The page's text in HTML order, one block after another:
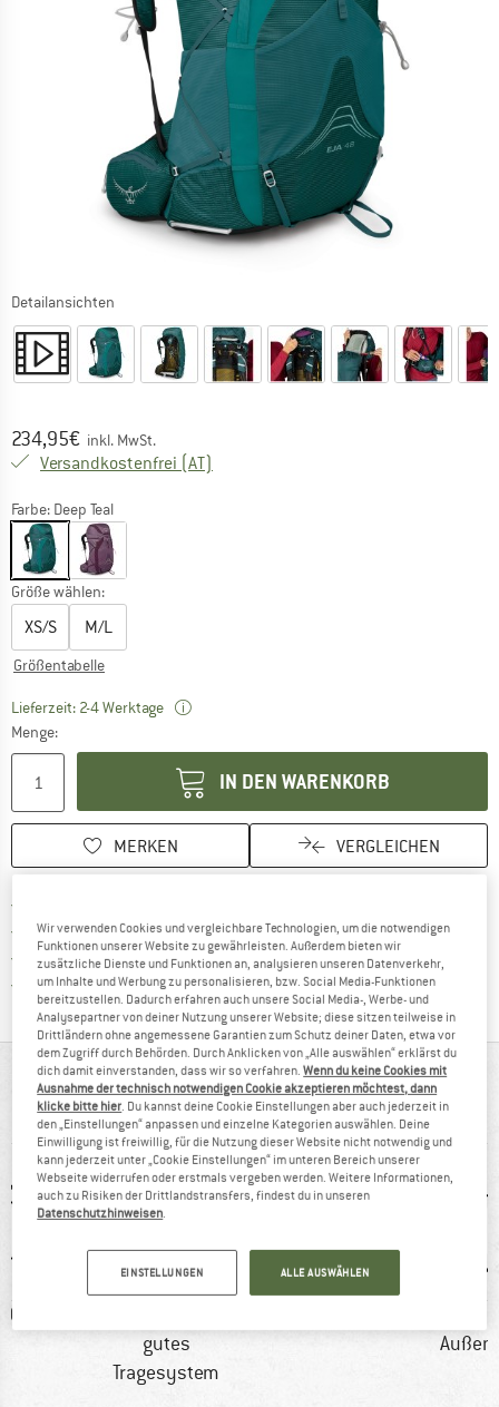
Detailansichten
Preis:
234,95€ inkl. MwSt.
Versandkostenfrei (AT)
Farbe: Deep Teal
Größe wählen:
XS/S M/L
Größentabelle
Lieferzeit: 2-4 Werktage
Menge:
IN DEN WARENKORB
MERKEN VERGLEICHEN
100 Tage RückgaberechtGehe hier zu den Rückgabe-
Kauf auf RechnungFinde die Zahlungs-Infos hier! Öffnet
Trusted Shops KäuferschutzFinde alle Infos hier!
AUF EINEN BLICK
Kompakter Damen-Trekkingrucksack zum Wandern
g
gutes
Tragesystem
Wir verwenden Cookies und vergleichbare Technologien, um die notwendigen
Funktionen unserer Website zu gewährleisten. Außerdem bieten wir
zusätzliche Dienste und Funktionen an, analysieren unseren Datenverkehr,
um Inhalte und Werbung zu personalisieren, bzw. Social Media-Funktionen
bereitzustellen. Dadurch erfahren auch unsere Social Media-, Werbe- und
Analysepartner von deiner Nutzung unserer Website; diese sitzen teilweise in
Drittländern ohne angemessene Garantien zum Schutz deiner Daten, etwa vor
dem Zugriff durch Behörden. Durch Anklicken von „Alle auswählen“ erklärst du
dich damit einverstanden, dass wir so verfahren.Wenn du keine Cookies mit
Ausnahme der technisch notwendigen Cookie akzeptieren möchtest, dann
klicke bitte hier . Du kannst deine Cookie Einstellungen aber auch jederzeit in
den „Einstellungen“ anpassen und einzelne Kategorien auswählen. Deine
Einwilligung ist freiwillig, für die Nutzung dieser Website nicht notwendig und
kann jederzeit unter „Cookie Einstellungen“ im unteren Bereich unserer
Webseite widerrufen oder erstmals vergeben werden. Weitere Informationen,
auch zu Risiken der Drittlandstransfers, findest du in unseren
Datenschutzhinweisen
EINSTELLUNGEN ALLE AUSWÄHLEN